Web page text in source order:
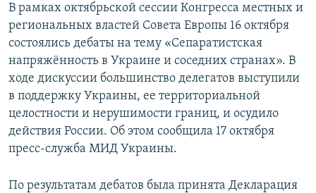
ТЕЛЕПРОЕКТ КРЫМ.РЕАЛИИ
СОВЕТЫ ПРАВОЗАЩИТНИКОВ
ПРОПАВШИЕ БЕЗ ВЕСТИ
ПОБЕДИТЕЛЕЙ НЕ СУДЯТ?
КРЫМ.НЕПОКОРЕННЫЙ
ELIFBE
Українською
Qırımtatar
ПРИСОЕДИНЯЙТЕСЬ!
Все сайты RFE/RL
В рамках октябрьской сессии Конгресса местных и
региональных властей Совета Европы 16 октября
состоялись дебаты на тему «Сепаратистская
напряжённость в Украине и соседних странах». В
ходе дискуссии большинство делегатов выступили
в поддержку Украины, ее территориальной
целостности и нерушимости границ, и осудило
действия России. Об этом сообщила 17 октября
пресс-служба МИД Украины.
По результатам дебатов была принята Декларация